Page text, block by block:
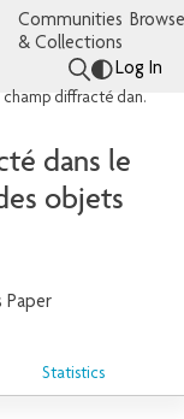
Communities
& Collections
Log In
Extraction du champ diffracté dans le cas de mesures relatives à des objets faiblement enfouis
dans le
objets
Paper
Statistics